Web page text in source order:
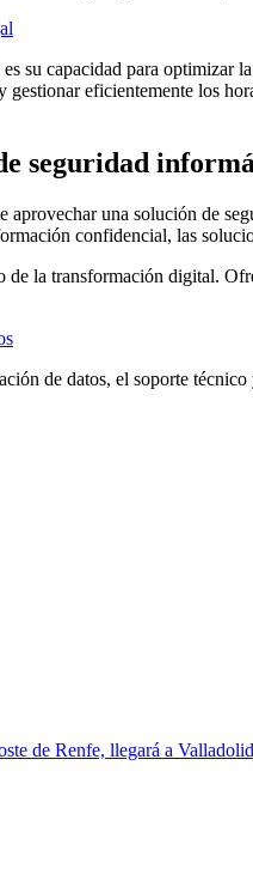
su capacidad para
gestionar eficientemente los
seguridad
aprovechar una solución de
confidencial, las
de la transformación digital.
de datos, el soporte técnico
de Renfe, llegará a